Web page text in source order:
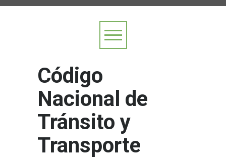
Código
Nacional de
Tránsito y
Transporte